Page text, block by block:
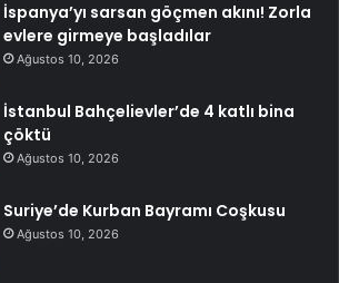
İspanya’yı sarsan göçmen akını! Zorla
evlere girmeye başladılar
Ağustos 10, 2026
İstanbul Bahçelievler’de 4 katlı bina
çöktü
Ağustos 10, 2026
Suriye’de Kurban Bayramı Coşkusu
Ağustos 10, 2026